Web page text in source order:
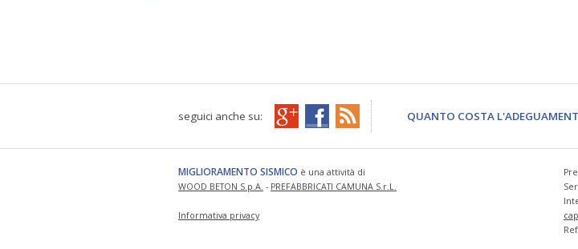
seguici anche su: QUANTO COSTA
MIGLIORAMENTO SISMICO è una attività di
WOOD BETON S.p.A. - PREFABBRICATI CAMUNA S.r.L.
Informativa privacy